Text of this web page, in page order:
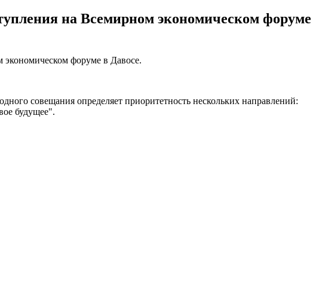
на Всемирном экономическом форуме
экономическом форуме в Давосе.
совещания определяет приоритетность нескольких направлений:
будущее".